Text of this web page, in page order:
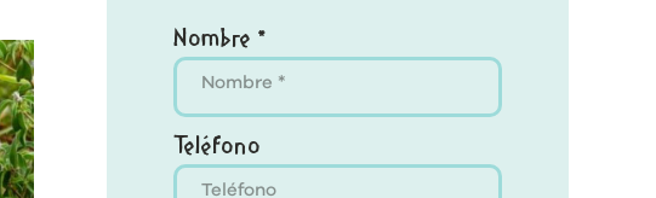
Nombre *
Teléfono